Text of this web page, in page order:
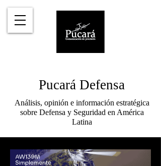
Pucará Defensa
Análisis, opinión e información estratégica
sobre Defensa y Seguridad en América
Latina